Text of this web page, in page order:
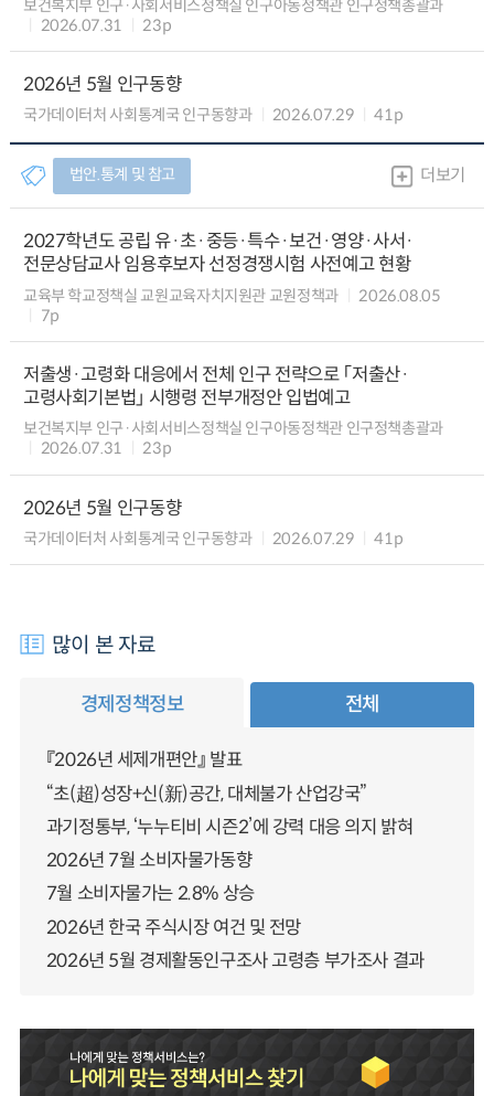
보건복지부 인구·사회서비스정책실 인구아동정책관 인구정책총괄과
2026.07.31
23p
2026년 5월 인구동향
국가데이터처 사회통계국 인구동향과 2026.07.29 41p
법안.통계 및 참고 더보기
2027학년도 공립 유·초·중등·특수·보건·영양·사서·
전문상담교사 임용후보자 선정경쟁시험 사전예고 현황
교육부 학교정책실 교원교육자치지원관 교원정책과
2026.08.05
7p
저출생·고령화 대응에서 전체 인구 전략으로 「저출산·
고령사회기본법」 시행령 전부개정안 입법예고
보건복지부 인구·사회서비스정책실 인구아동정책관 인구정책총괄과
2026.07.31
23p
2026년 5월 인구동향
국가데이터처 사회통계국 인구동향과 2026.07.29 41p
많이 본 자료
경제정책정보 전체
『2026년 세제개편안』 발표
“초(超)성장+신(新)공간, 대체불가 산업강국”
과기정통부, ‘누누티비 시즌2’에 강력 대응 의지 밝혀
2026년 7월 소비자물가동향
7월 소비자물가는 2.8% 상승
2026년 한국 주식시장 여건 및 전망
2026년 5월 경제활동인구조사 고령층 부가조사 결과